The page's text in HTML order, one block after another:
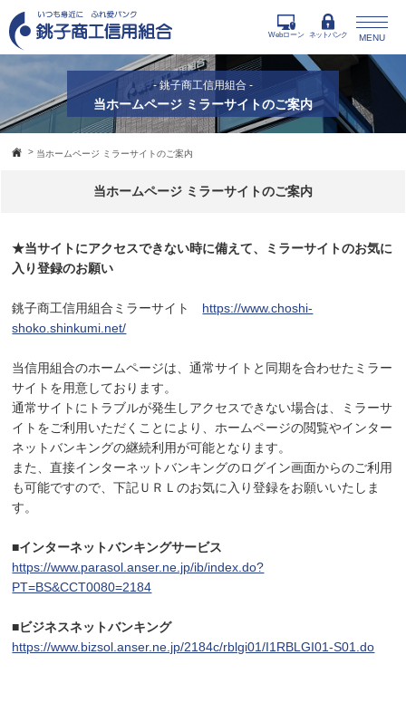
MENU
Webローン ネットバンク
- 銚子商工信用組合 -
当ホームページ ミラーサイトのご案内
> 当ホームページ ミラーサイトのご案内
当ホームページ ミラーサイトのご案内
★当サイトにアクセスできない時に備えて、ミラーサイトのお気に
入り登録のお願い
銚子商工信用組合ミラーサイト https://www.choshi-
shoko.shinkumi.net/
当信用組合のホームページは、通常サイトと同期を合わせたミラー
サイトを用意しております。
通常サイトにトラブルが発生しアクセスできない場合は、ミラーサ
イトをご利用いただくことにより、ホームページの閲覧やインター
ネットバンキングの継続利用が可能となります。
また、直接インターネットバンキングのログイン画面からのご利用
も可能ですので、下記ＵＲＬのお気に入り登録をお願いいたしま
す。
■インターネットバンキングサービス
https://www.parasol.anser.ne.jp/ib/index.do?
PT=BS&CCT0080=2184
■ビジネスネットバンキング
https://www.bizsol.anser.ne.jp/2184c/rblgi01/I1RBLGI01-S01.do